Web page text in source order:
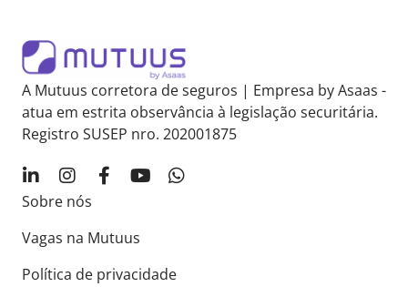
A Mutuus corretora de seguros | Empresa by Asaas -
atua em estrita observância à legislação securitária.
Registro SUSEP nro. 202001875
Sobre nós
Vagas na Mutuus
Política de privacidade